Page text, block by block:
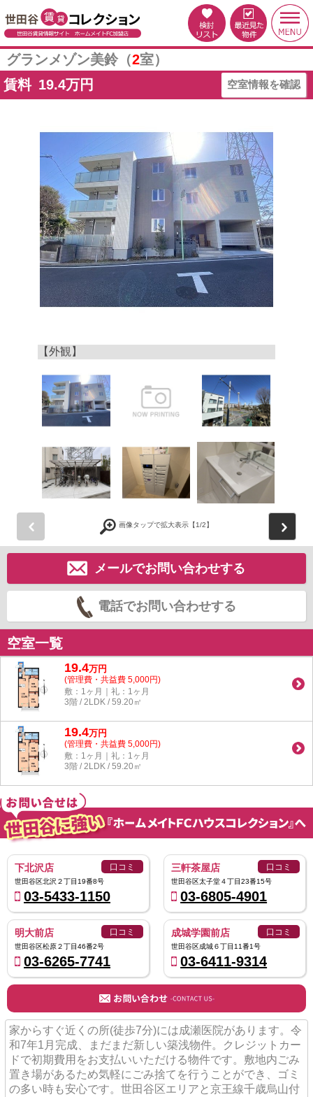
グランメゾン美鈴（2室）
賃料 19.4万円 空室情報を確認
【外観】
画像タップで拡大表示【1/2】
メールでお問い合わせする
電話でお問い合わせする
空室一覧
19.4万円
(管理費・共益費 5,000円)
敷：1ヶ月｜礼：1ヶ月
3階 / 2LDK / 59.20㎡
19.4万円
(管理費・共益費 5,000円)
敷：1ヶ月｜礼：1ヶ月
3階 / 2LDK / 59.20㎡
下北沢店
世田谷区北沢２丁目19番8号
口コミ
03-5433-1150
三軒茶屋店
世田谷区太子堂４丁目23番15号
口コミ
03-6805-4901
明大前店
世田谷区松原２丁目46番2号
口コミ
03-6265-7741
成城学園前店
世田谷区成城６丁目11番1号
口コミ
03-6411-9314
家からすぐ近くの所(徒歩7分)には成瀬医院があります。令
和7年1月完成、まだまだ新しい築浅物件。クレジットカー
ドで初期費用をお支払いいただける物件です。敷地内ごみ
置き場があるため気軽にごみ捨てを行うことができ、ゴミ
の多い時も安心です。世田谷区エリアと京王線千歳烏山付